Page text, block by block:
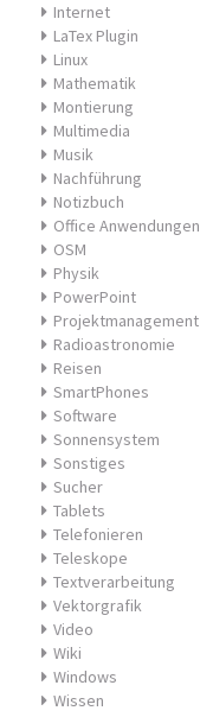
Internet
LaTex Plugin
Linux
Mathematik
Montierung
Multimedia
Musik
Nachführung
Notizbuch
Office Anwendungen
OSM
Physik
PowerPoint
Projektmanagement
Radioastronomie
Reisen
SmartPhones
Software
Sonnensystem
Sonstiges
Sucher
Tablets
Telefonieren
Teleskope
Textverarbeitung
Vektorgrafik
Video
Wiki
Windows
Wissen